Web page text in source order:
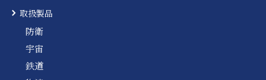
取扱製品
防衛
宇宙
鉄道